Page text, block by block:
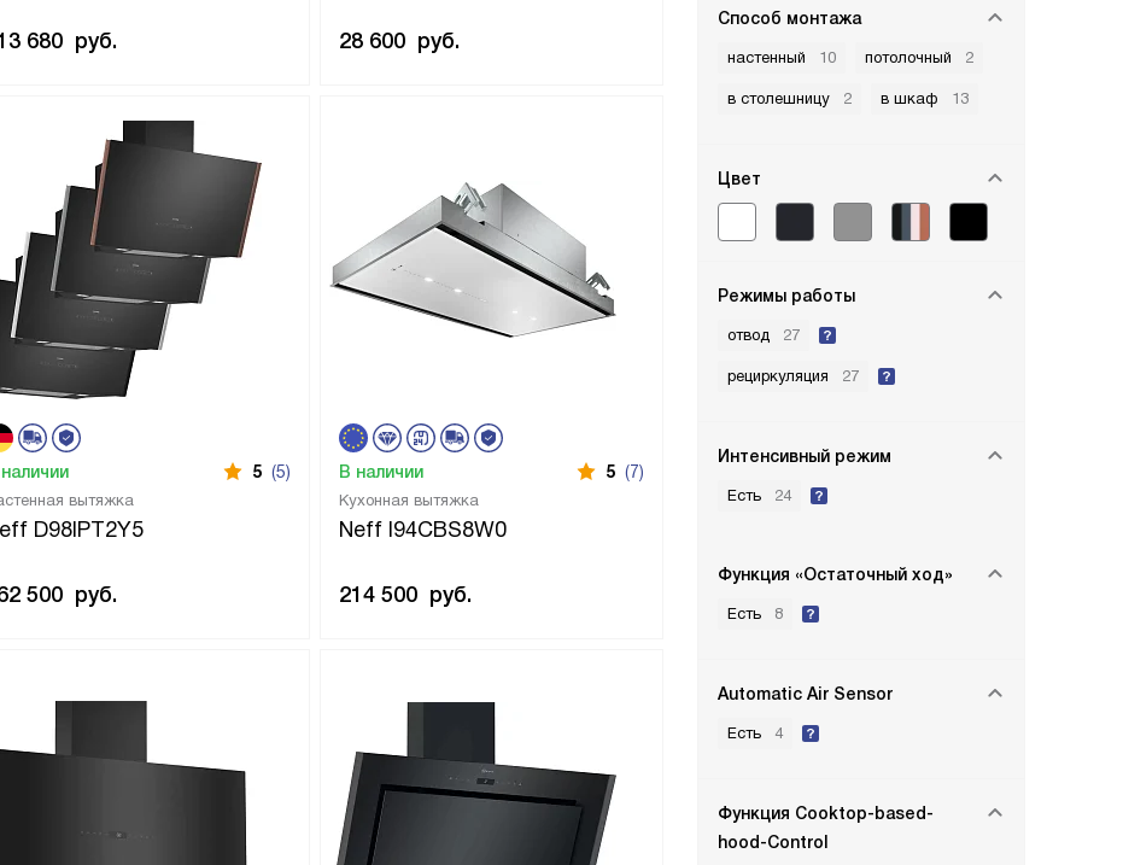
Способ монтажа
настенный 10 потолочный 2
в столешницу 2 в шкаф 13
Цвет
Режимы работы
отвод 27
рециркуляция 27
Интенсивный режим
Есть 24
Функция «Остаточный ход»
Есть 8
Automatic Air Sensor
Есть 4
Функция Cooktop-based-
hood-Control
680 руб. 28 600 руб.
вытяжка
D98IPT2Y5
5 (5)
500 руб.
Кухонная вытяжка
Neff I94CBS8W0
В наличии 5 (7)
214 500 руб.